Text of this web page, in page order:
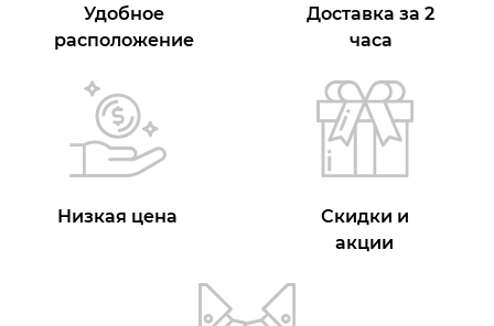
Удобное
расположение
Доставка за 2
часа
Низкая цена
Скидки и
акции